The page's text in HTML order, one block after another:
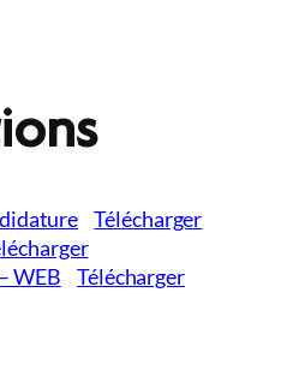
Télécharger
WEB
Télécharger